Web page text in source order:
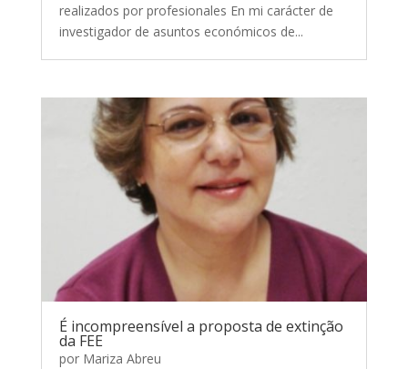
realizados por profesionales En mi carácter de
investigador de asuntos económicos de...
É incompreensível a proposta de extinção
da FEE
por Mariza Abreu